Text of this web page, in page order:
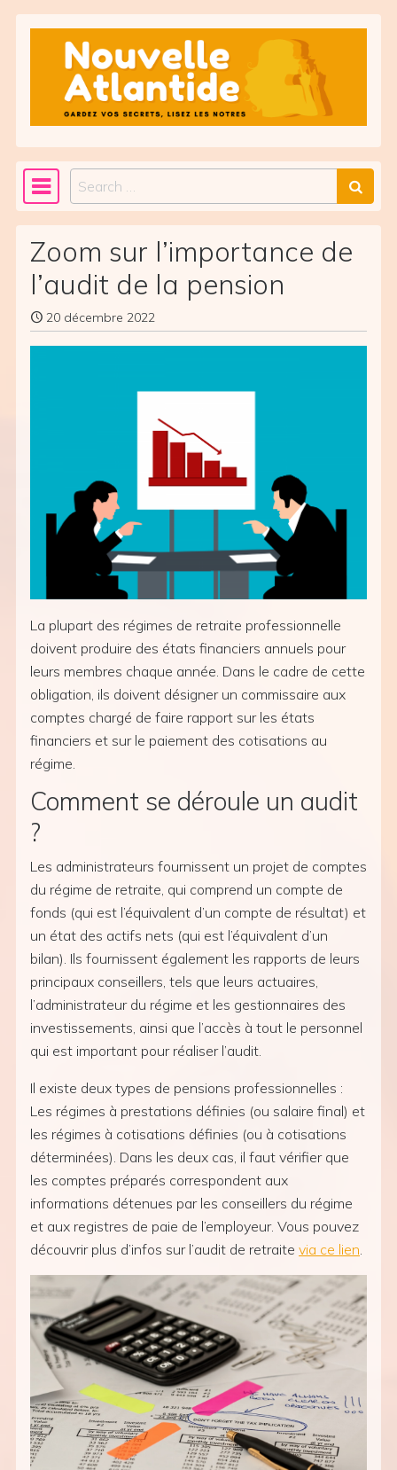
Skip to content
Main Navigation
Search
Zoom sur l’importance de
l’audit de la pension
20 décembre 2022
La plupart des régimes de retraite professionnelle
doivent produire des états financiers annuels pour
leurs membres chaque année. Dans le cadre de cette
obligation, ils doivent désigner un commissaire aux
comptes chargé de faire rapport sur les états
financiers et sur le paiement des cotisations au
régime.
Comment se déroule un audit
?
Les administrateurs fournissent un projet de comptes
du régime de retraite, qui comprend un compte de
fonds (qui est l’équivalent d’un compte de résultat) et
un état des actifs nets (qui est l’équivalent d’un
bilan). Ils fournissent également les rapports de leurs
principaux conseillers, tels que leurs actuaires,
l’administrateur du régime et les gestionnaires des
investissements, ainsi que l’accès à tout le personnel
qui est important pour réaliser l’audit.
Il existe deux types de pensions professionnelles :
Les régimes à prestations définies (ou salaire final) et
les régimes à cotisations définies (ou à cotisations
déterminées). Dans les deux cas, il faut vérifier que
les comptes préparés correspondent aux
informations détenues par les conseillers du régime
et aux registres de paie de l’employeur. Vous pouvez
découvrir plus d’infos sur l’audit de retraite via ce lien